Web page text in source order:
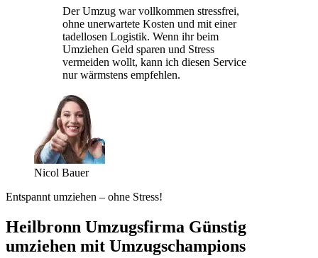
Der Umzug war vollkommen stressfrei,
ohne unerwartete Kosten und mit einer
tadellosen Logistik. Wenn ihr beim
Umziehen Geld sparen und Stress
vermeiden wollt, kann ich diesen Service
nur wärmstens empfehlen.
Nicol Bauer
Entspannt umziehen – ohne Stress!
Heilbronn Umzugsfirma Günstig
umziehen mit Umzugschampions